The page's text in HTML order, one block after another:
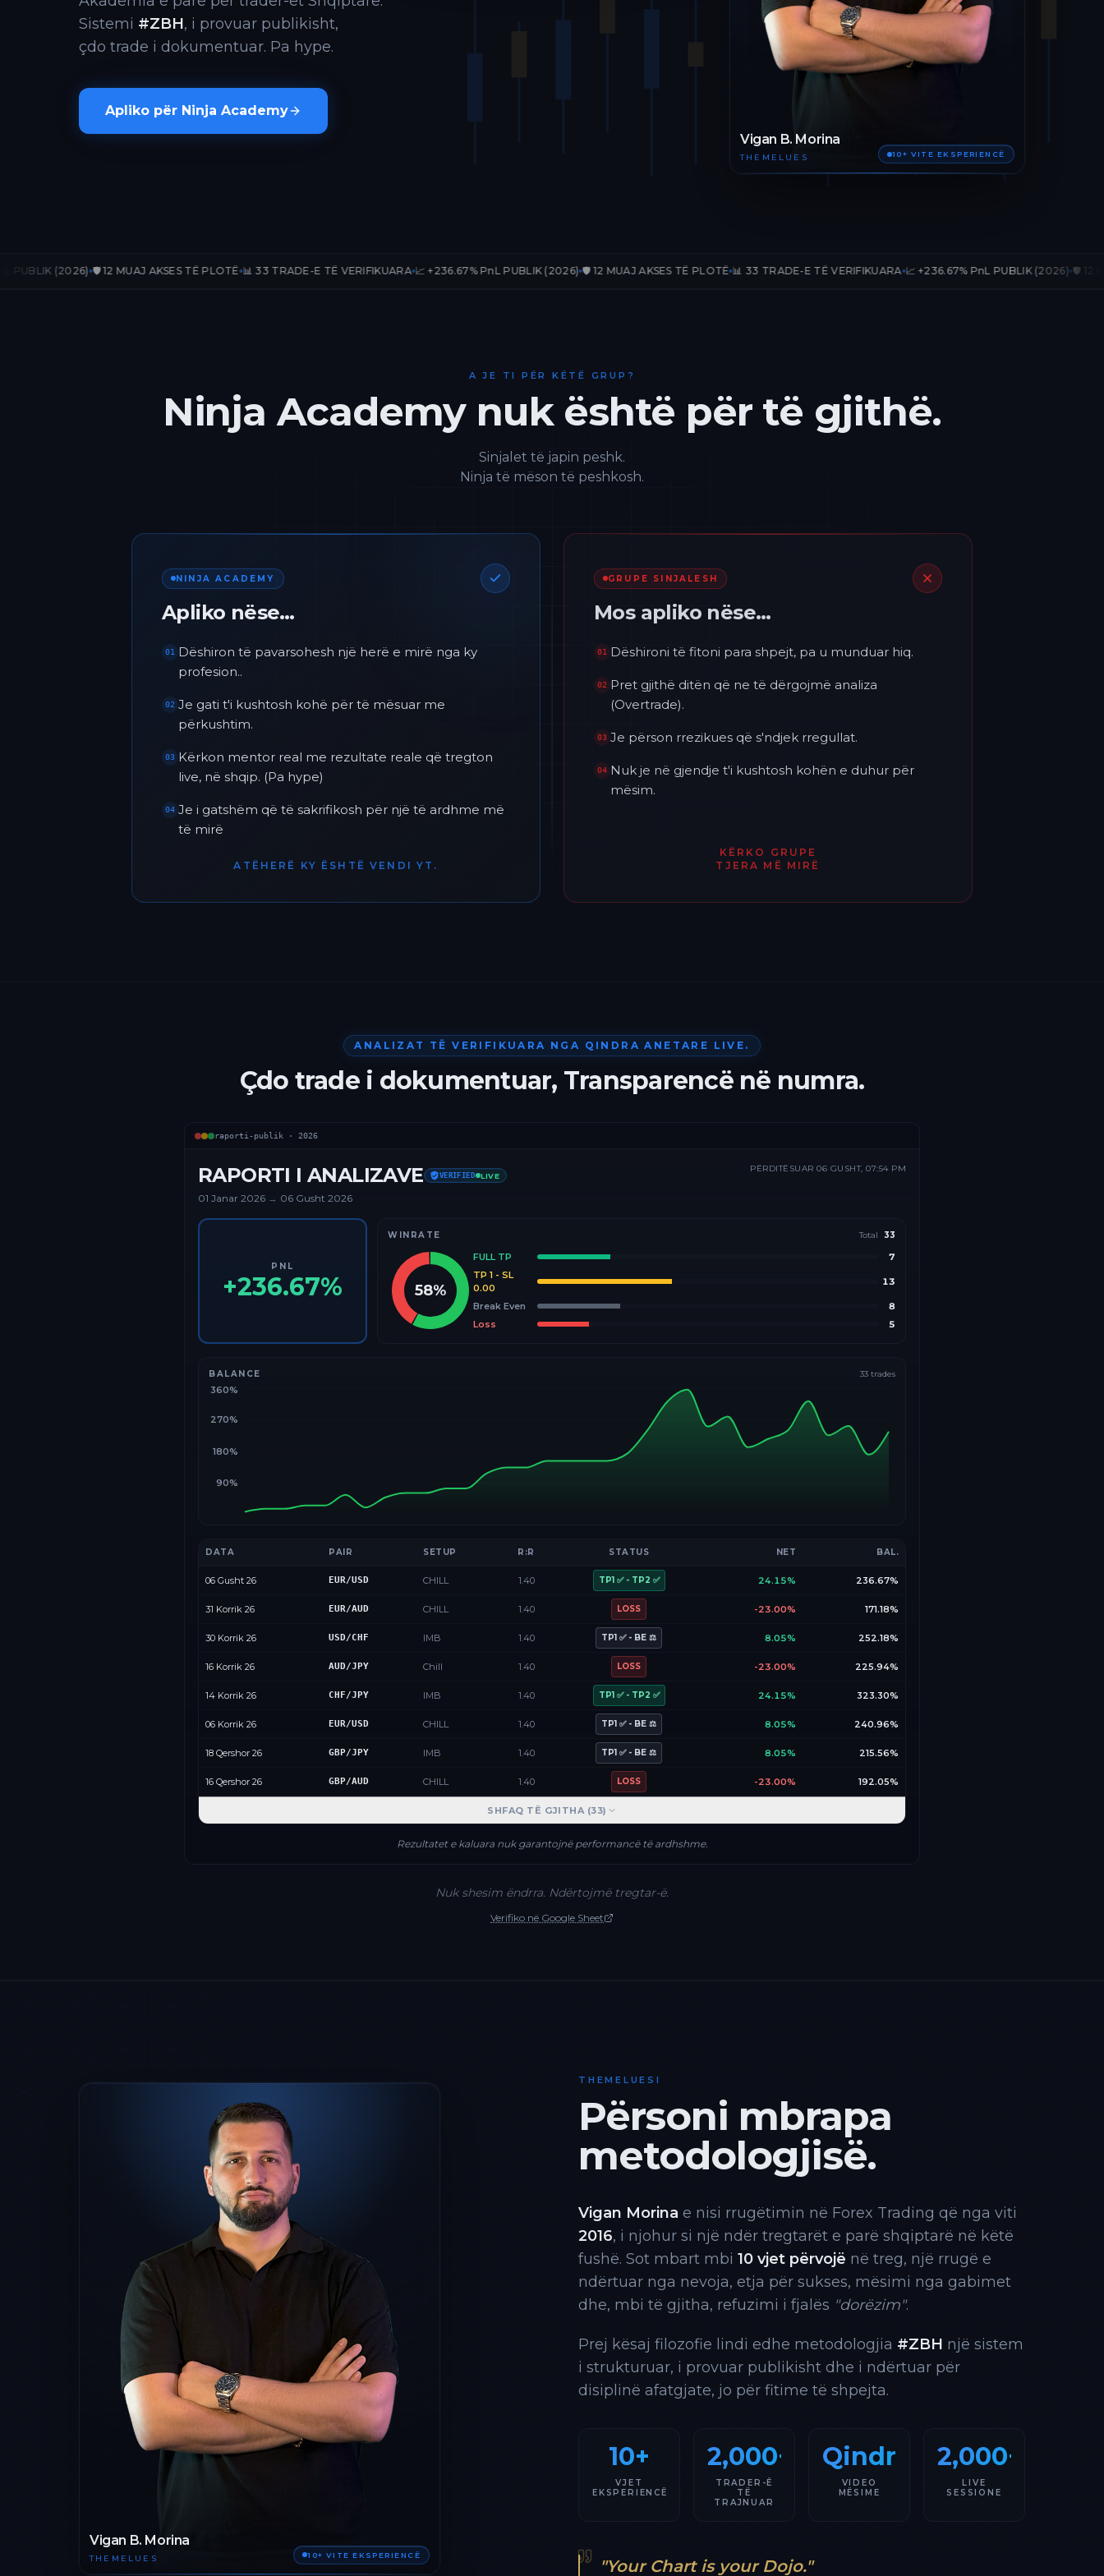
Vigan B. Morina
THEMELUES 10+ VITE EKSPERIENCË
Sistemi #ZBH, i provuar publikisht,
çdo trade i dokumentuar. Pa hype.
Apliko për Ninja Academy
🛡️ 12 MUAJ AKSES TË PLOTË 📊 33 TRADE-E TË VERIFIKUARA 📈 +236.67% PnL PUBLIK (2026) 🛡️ 12 MUAJ AKSES TË PLOTË 📊 33 TRADE-E TË VERIFIKUARA 📈 +236.67% PnL PUBLIK (2026) 🛡️ 12 MUAJ AKSES
A JE TI PËR KËTË GRUP?
Ninja Academy nuk është për të gjithë.
Sinjalet të japin peshk.
Ninja të mëson të peshkosh.
GRUPE SINJALESH
Mos apliko nëse…
01 Dëshironi të fitoni para shpejt, pa u munduar hiq.
02 Pret gjithë ditën që ne të dërgojmë analiza
(Overtrade).
03 Je përson rrezikues që s'ndjek rregullat.
04 Nuk je në gjendje t'i kushtosh kohën e duhur për
mësim.
KËRKO GRUPE
TJERA MË MIRË
NINJA ACADEMY
Apliko nëse…
01
Dëshiron të pavarsohesh një herë e mirë nga ky
profesion..
02 Je gati t'i kushtosh kohë për të mësuar me
përkushtim.
03 Kërkon mentor real me rezultate reale që tregton
live, në shqip. (Pa hype)
04 Je i gatshëm që të sakrifikosh për një të ardhme më
të mirë
ATËHERË KY ËSHTË VENDI YT.
ANALIZAT TË VERIFIKUARA NGA QINDRA ANETARE LIVE.
Çdo trade i dokumentuar, Transparencë në numra.
raporti-publik · 2026
RAPORTI I ANALIZAVE VERIFIED LIVE
01 Janar 2026 → 06 Gusht 2026
PËRDITËSUAR 06 GUSHT, 07:54 PM
PNL
+236.67%
WINRATE Total 33
58%
FULL TP
7
TP 1 - SL
0.00
13
Break Even
8
Loss
5
BALANCE 33 trades
90%
180%
270%
360%
DATA PAIR SETUP R:R STATUS NET BAL.
06 Gusht 26 EUR/USD CHILL 1.40 TP1 ✅ - TP2 ✅ 24.15% 236.67%
31 Korrik 26 EUR/AUD CHILL 1.40 LOSS -23.00% 171.18%
30 Korrik 26 USD/CHF IMB 1.40 TP1 ✅ - BE ⚖️ 8.05% 252.18%
16 Korrik 26 AUD/JPY Chill 1.40 LOSS -23.00% 225.94%
14 Korrik 26 CHF/JPY IMB 1.40 TP1 ✅ - TP2 ✅ 24.15% 323.30%
06 Korrik 26 EUR/USD CHILL 1.40 TP1 ✅ - BE ⚖️ 8.05% 240.96%
18 Qershor 26 GBP/JPY IMB 1.40 TP1 ✅ - BE ⚖️ 8.05% 215.56%
16 Qershor 26 GBP/AUD CHILL 1.40 LOSS -23.00% 192.05%
SHFAQ TË GJITHA (33)
Rezultatet e kaluara nuk garantojnë performancë të ardhshme.
Nuk shesim ëndrra. Ndërtojmë tregtar-ë.
Verifiko në Google Sheet
Vigan B. Morina
THEMELUES 10+ VITE EKSPERIENCË
THEMELUESI
Përsoni mbrapa
metodologjisë.
Vigan Morina e nisi rrugëtimin në Forex Trading që nga viti
2016, i njohur si një ndër tregtarët e parë shqiptarë në këtë
fushë. Sot mbart mbi 10 vjet përvojë në treg, një rrugë e
ndërtuar nga nevoja, etja për sukses, mësimi nga gabimet
dhe, mbi të gjitha, refuzimi i fjalës "dorëzim".
Prej kësaj filozofie lindi edhe metodologjia #ZBH një sistem
i strukturuar, i provuar publikisht dhe i ndërtuar për
disiplinë afatgjate, jo për fitime të shpejta.
10+
VJET
EKSPERIENCË
2,000+
TRADER-Ë
TË
TRAJNUAR
Qindra
VIDEO
MËSIME
2,000+
LIVE
SESSIONE
"Your Chart is your Dojo."